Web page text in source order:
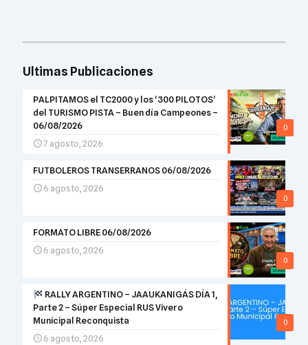
Ultimas Publicaciones
0
PALPITAMOS el TC2000 y los ‘300 PILOTOS’
del TURISMO PISTA – Buen día Campeones –
06/08/2026
7 agosto, 2026
0
FUTBOLEROS TRANSERRANOS 06/08/2026
6 agosto, 2026
0
FORMATO LIBRE 06/08/2026
6 agosto, 2026
0
RALLY ARGENTINO – JAAUKANIGÁS DÍA 1,
Parte 2 – Súper Especial RUS Vivero
Municipal Reconquista
6 agosto, 2026